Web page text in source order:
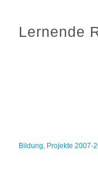
Lernende
Bildung, Projekte 2007-